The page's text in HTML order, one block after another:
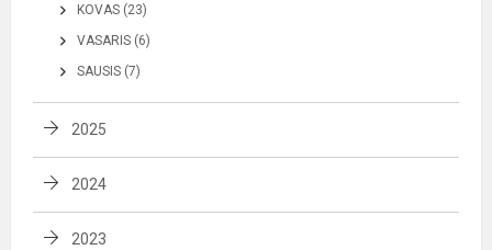
KOVAS (23)
VASARIS (6)
SAUSIS (7)
2025
2024
2023